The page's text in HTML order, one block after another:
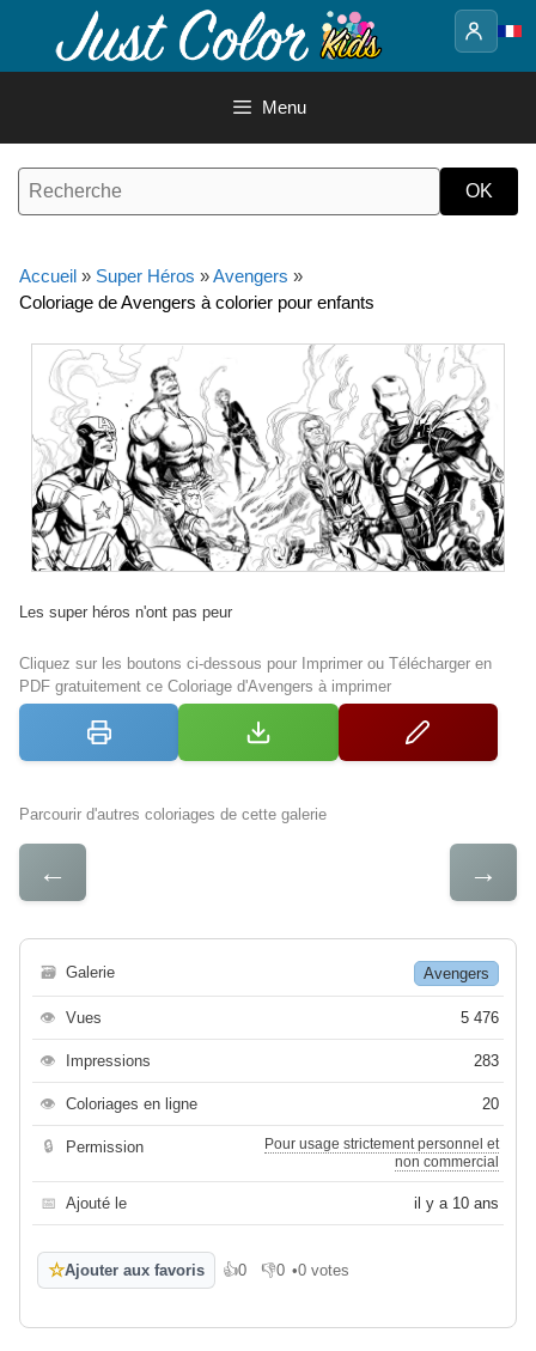
contenu
Menu
Accueil » Super Héros »Avengers »
Coloriage de Avengers à colorier pour enfants
Les super héros n'ont pas peur
Cliquez sur les boutons ci-dessous pour Imprimer ou Télécharger en
PDF gratuitement ce Coloriage d'Avengers à imprimer
Parcourir d'autres coloriages de cette galerie
← →
🗃 Galerie Avengers
👁 Vues 5 476
👁 Impressions 283
👁 Coloriages en ligne 20
🔒 Permission
Pour usage strictement personnel et
non commercial
📅 Ajouté le il y a 10 ans
☆Ajouter aux favoris 👍0
J'aime 👎0
Je n'aime pas
•0 votes